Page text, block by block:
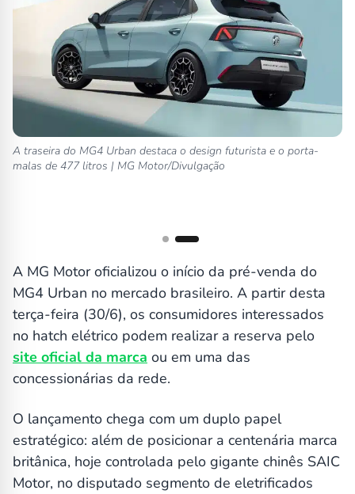
A traseira do MG4 Urban destaca o design futurista e o porta-
malas de 477 litros | MG Motor/Divulgação
A MG Motor oficializou o início da pré-venda do
MG4 Urban no mercado brasileiro. A partir desta
terça-feira (30/6), os consumidores interessados
no hatch elétrico podem realizar a reserva pelo
site oficial da marca ou em uma das
concessionárias da rede.
O lançamento chega com um duplo papel
estratégico: além de posicionar a centenária marca
britânica, hoje controlada pelo gigante chinês SAIC
Motor, no disputado segmento de eletrificados